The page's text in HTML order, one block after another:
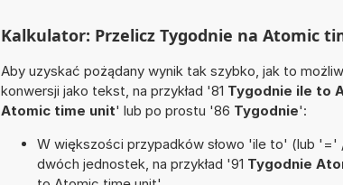
Kalkulator: Przelicz Tygodnie na Atomic
Aby uzyskać pożądany wynik tak szybko, jak to
konwersji jako tekst, na przykład '81 Tygodnie ile to
Atomic time unit' lub po prostu '86 Tygodnie':
W większości przypadków słowo 'ile to' (lub '='
dwóch jednostek, na przykład '91 Tygodnie